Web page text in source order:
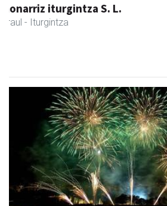
Larraulgo herri ostatua
Larraul - Jatetxeak